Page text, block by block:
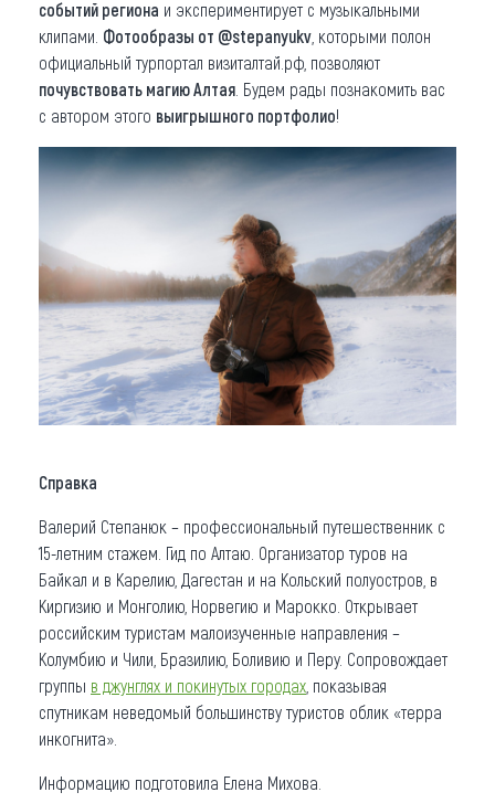
событий региона и экспериментирует с музыкальными
клипами. Фотообразы от @stepanyukv , которыми полон
официальный турпортал визиталтай.рф, позволяют
почувствовать магию Алтая . Будем рады познакомить вас
с автором этого выигрышного портфолио!
Справка
Валерий Степанюк – профессиональный путешественник с
15-летним стажем. Гид по Алтаю. Организатор туров на
Байкал и в Карелию, Дагестан и на Кольский полуостров, в
Киргизию и Монголию, Норвегию и Марокко. Открывает
российским туристам малоизученные направления –
Колумбию и Чили, Бразилию, Боливию и Перу. Сопровождает
группы в джунглях и покинутых городах , показывая
спутникам неведомый большинству туристов облик «терра
инкогнита».
Информацию подготовила Елена Михова.